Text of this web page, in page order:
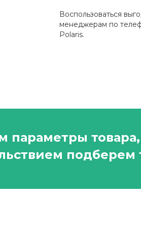
Воспользоваться
менеджерам по
Polaris.
параметры
подберем